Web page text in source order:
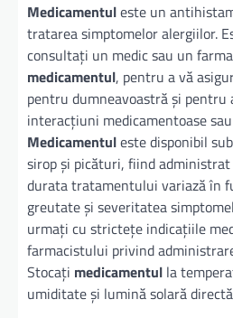
Medicamentuleste un
tratarea simptomelor alergiilor.
consultați un medic sau un
medicamentul, pentru a vă
pentru dumneavoastră și pentru
interacțiuni medicamentoase
Medicamentuleste disponibil
sirop și picături, fiind administrat
durata tratamentului variază în
greutate și severitatea
urmați cu strictețe indicațiile
farmacistului privind
Stocați medicamentul la
umiditate și lumină solară